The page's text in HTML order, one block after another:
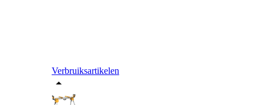
Verbruiksartikelen